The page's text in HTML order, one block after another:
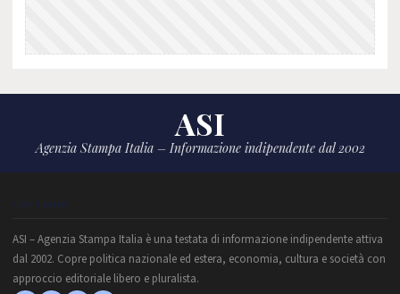
ASI
Agenzia Stampa Italia – Informazione indipendente dal 2002
CHI SIAMO
ASI – Agenzia Stampa Italia è una testata di informazione indipendente attiva
dal 2002. Copre politica nazionale ed estera, economia, cultura e società con
approccio editoriale libero e pluralista.